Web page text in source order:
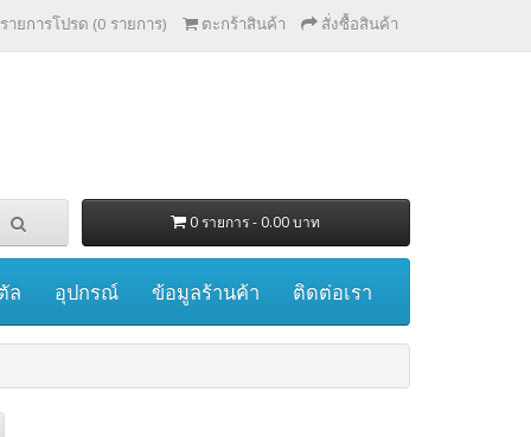
รายการโปรด (0 รายการ) ตะกร้าสินค้า สั่งซื้อสินค้า
0 รายการ - 0.00 บาท
ล อุปกรณ์ ข้อมูลร้านค้า ติดต่อเรา